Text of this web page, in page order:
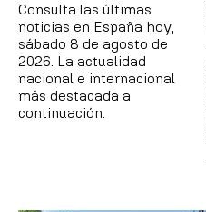
Consulta las últimas
noticias en España hoy,
sábado 8 de agosto de
2026. La actualidad
nacional e internacional
más destacada a
continuación.